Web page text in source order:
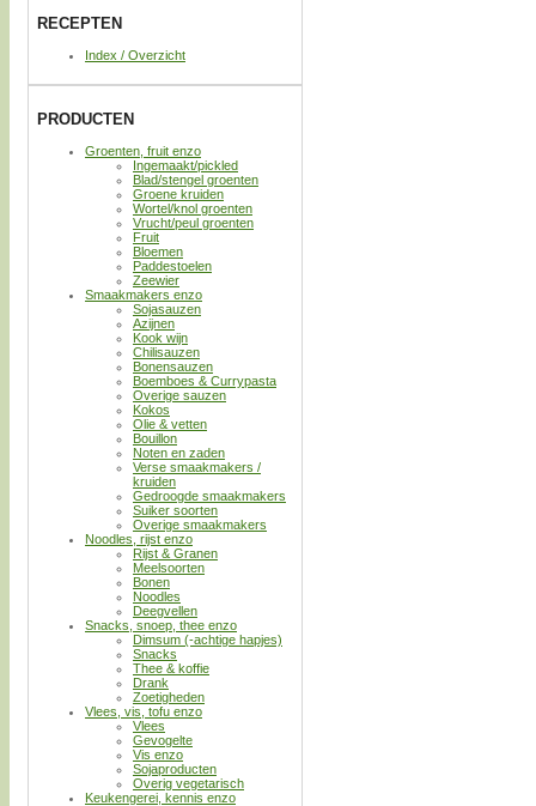
RECEPTEN
Index / Overzicht
PRODUCTEN
Groenten, fruit enzo
Ingemaakt/pickled
Blad/stengel groenten
Groene kruiden
Wortel/knol groenten
Vrucht/peul groenten
Fruit
Bloemen
Paddestoelen
Zeewier
Smaakmakers enzo
Sojasauzen
Azijnen
Kook wijn
Chilisauzen
Bonensauzen
Boemboes & Currypasta
Overige sauzen
Kokos
Olie & vetten
Bouillon
Noten en zaden
Verse smaakmakers /
kruiden
Gedroogde smaakmakers
Suiker soorten
Overige smaakmakers
Noodles, rijst enzo
Rijst & Granen
Meelsoorten
Bonen
Noodles
Deegvellen
Snacks, snoep, thee enzo
Dimsum (-achtige hapjes)
Snacks
Thee & koffie
Drank
Zoetigheden
Vlees, vis, tofu enzo
Vlees
Gevogelte
Vis enzo
Sojaproducten
Overig vegetarisch
Keukengerei, kennis enzo